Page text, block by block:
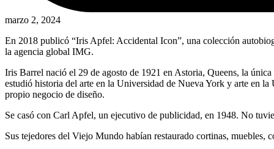
marzo 2, 2024
En 2018 publicó “Iris Apfel: Accidental Icon”, una colección
la agencia global IMG.
Iris Barrel nació el 29 de agosto de 1921 en Astoria, Queens, la
estudió historia del arte en la Universidad de Nueva York y arte en
propio negocio de diseño.
Se casó con Carl Apfel, un ejecutivo de publicidad, en 1948. No
Sus tejedores del Viejo Mundo habían restaurado cortinas, muebles,